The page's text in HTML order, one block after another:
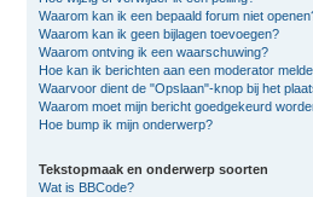
Waarom kan ik een bepaald forum niet
Waarom kan ik geen bijlagen toevoegen?
Waarom ontving ik een waarschuwing?
Hoe kan ik berichten aan een moderator
Waarvoor dient de "Opslaan"-knop bij het
Waarom moet mijn bericht goedgekeurd
Hoe bump ik mijn onderwerp?
Tekstopmaak en onderwerp soorten
Wat is BBCode?